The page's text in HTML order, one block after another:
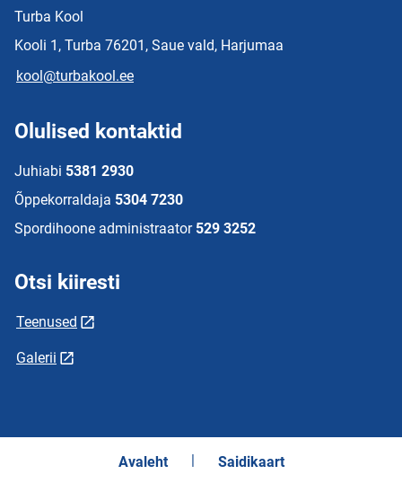
Turba Kool
Kooli 1, Turba 76201, Saue vald, Harjumaa
kool@turbakool.ee
Olulised kontaktid
Juhiabi 5381 2930
Õppekorraldaja 5304 7230
Spordihoone administraator 529 3252
Otsi kiiresti
Teenused
Galerii
Avaleht Saidikaart